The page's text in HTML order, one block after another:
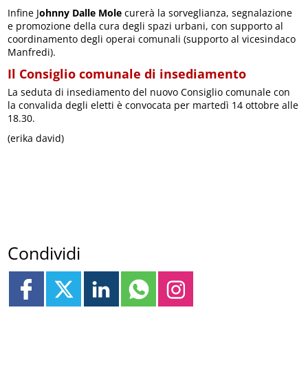
Infine Johnny Dalle Molecurerà la sorveglianza, segnalazione
e promozione della cura degli spazi urbani, con supporto al
coordinamento degli operai comunali (supporto al vicesindaco
Manfredi).
Il Consiglio comunale di insediamento
La seduta di insediamento del nuovo Consiglio comunale con
la convalida degli eletti è convocata per martedì 14 ottobre alle
18.30.
(erika david)
Condividi